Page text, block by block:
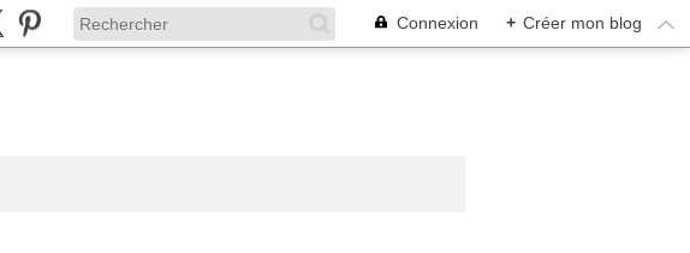
Connexion + Créer mon blog